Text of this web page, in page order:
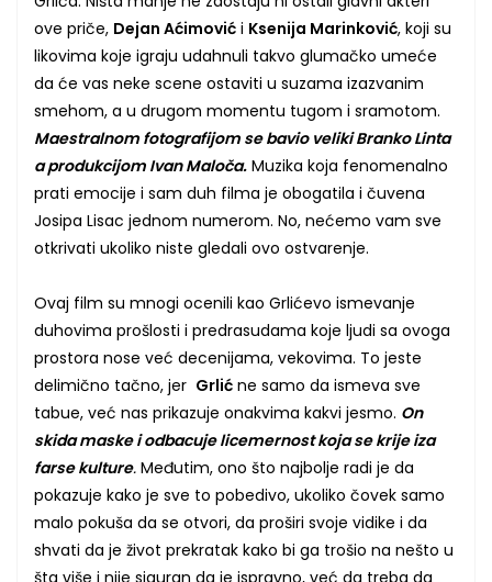
ove priče, Dejan Aćimović i Ksenija Marinković, koji su
likovima koje igraju udahnuli takvo glumačko umeće
da će vas neke scene ostaviti u suzama izazvanim
smehom, a u drugom momentu tugom i sramotom.
Maestralnom fotografijom se bavio veliki Branko Linta
a produkcijom Ivan Maloča. Muzika koja fenomenalno
prati emocije i sam duh filma je obogatila i čuvena
Josipa Lisac jednom numerom. No, nećemo vam sve
otkrivati ukoliko niste gledali ovo ostvarenje.
Ovaj film su mnogi ocenili kao Grlićevo ismevanje
duhovima prošlosti i predrasudama koje ljudi sa ovoga
prostora nose već decenijama, vekovima. To jeste
delimično tačno, jer Grlić ne samo da ismeva sve
tabue, već nas prikazuje onakvima kakvi jesmo. On
skida maske i odbacuje licemernost koja se krije iza
farse kulture. Međutim, ono što najbolje radi je da
pokazuje kako je sve to pobedivo, ukoliko čovek samo
malo pokuša da se otvori, da proširi svoje vidike i da
shvati da je život prekratak kako bi ga trošio na nešto u
šta više i nije siguran da je ispravno, već da treba da